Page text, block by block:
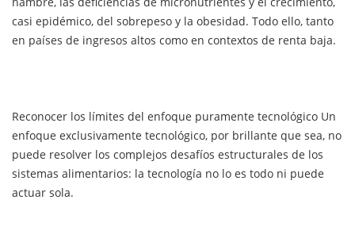
casi epidémico, del sobrepeso y la obesidad. Todo ello, tanto
en países de ingresos altos como en contextos de renta baja.
Reconocer los límites del enfoque puramente tecnológico Un
enfoque exclusivamente tecnológico, por brillante que sea, no
puede resolver los complejos desafíos estructurales de los
sistemas alimentarios: la tecnología no lo es todo ni puede
actuar sola.